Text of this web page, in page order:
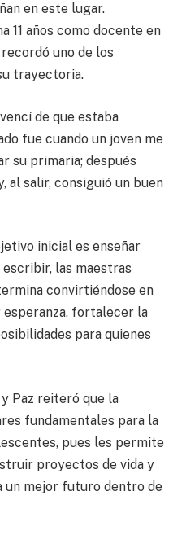
en este lugar.
11 años como docente en
uno de los
trayectoria.
de que estaba
fue cuando un joven me
su primaria; después
al salir, consiguió un buen
inicial es enseñar
las maestras
convirtiéndose en
fortalecer la
para quienes
Paz reiteró que la
fundamentales para la
pues les permite
proyectos de vida y
un mejor futuro dentro de